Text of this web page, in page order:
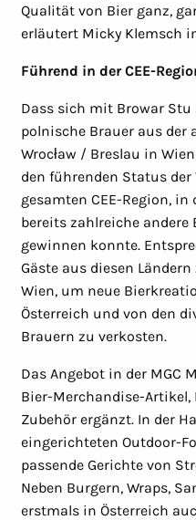
Qualität von Bier ganz,
erläutert Micky Klemsch
Führend in der CEE-
Dass sich mit Browar
polnische Brauer aus
Wrocław / Breslau in
den führenden Status
gesamten CEE-Region, in
bereits zahlreiche andere
gewinnen konnte.
Gäste aus diesen
Wien, um neue
Österreich und von den
Brauern zu verkosten.
Das Angebot in der MGC
Bier-Merchandise-
Zubehör ergänzt. In der
eingerichteten Outdoor-
passende Gerichte von
Neben Burgern, Wraps,
erstmals in Österreich